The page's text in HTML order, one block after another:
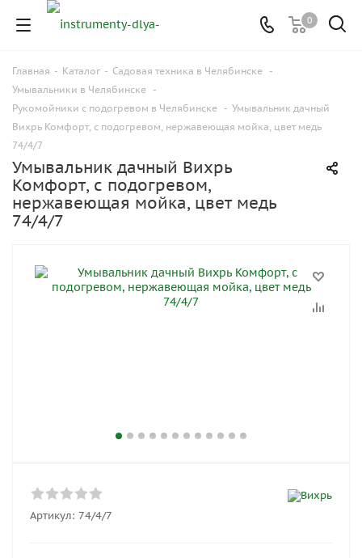
0
Главная - Каталог - Садовая техника в Челябинске -
Умывальники в Челябинске -
Рукомойники с подогревом в Челябинске - Умывальник дачный
Вихрь Комфорт, с подогревом, нержавеющая мойка, цвет медь
74/4/7
Умывальник дачный Вихрь
Комфорт, с подогревом,
нержавеющая мойка, цвет медь
74/4/7
Артикул: 74/4/7